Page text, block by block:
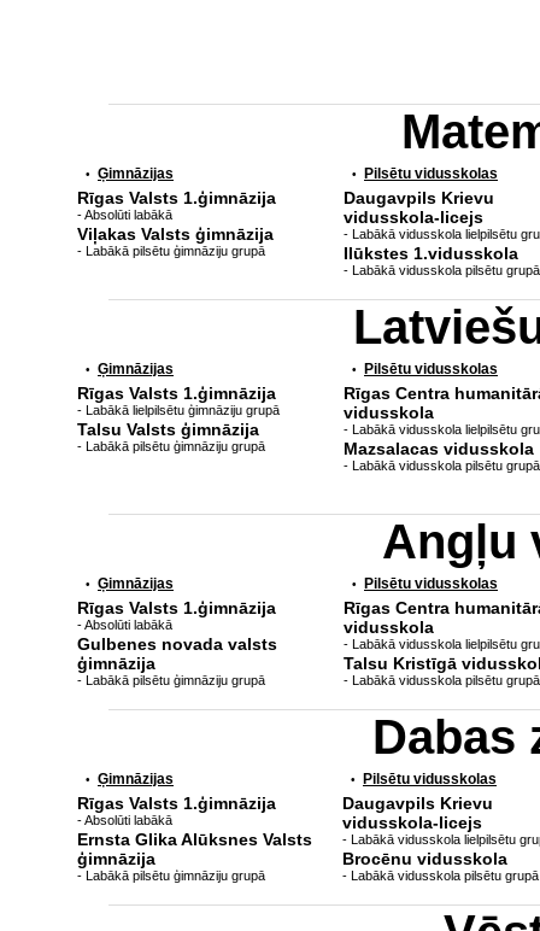
• Ģimnāzijas
Rīgas Valsts 1.ģimnāzija
- Absolūti labākā
Viļakas Valsts ģimnāzija
- Labākā pilsētu ģimnāziju grupā
• Pilsētu vidusskolas
Daugavpils Krievu
vidusskola-licejs
- Labākā vidusskola lielpilsētu
Ilūkstes 1.vidusskola
- Labākā vidusskola pilsētu grupā
• Ģimnāzijas
Rīgas Valsts 1.ģimnāzija
- Labākā lielpilsētu ģimnāziju grupā
Talsu Valsts ģimnāzija
- Labākā pilsētu ģimnāziju grupā
• Pilsētu vidusskolas
Rīgas Centra
vidusskola
- Labākā vidusskola lielpilsētu
Mazsalacas vidusskola
- Labākā vidusskola pilsētu grupā
Angļu
• Ģimnāzijas
Rīgas Valsts 1.ģimnāzija
- Absolūti labākā
Gulbenes novada valsts
ģimnāzija
- Labākā pilsētu ģimnāziju grupā
• Pilsētu vidusskolas
Rīgas Centra
vidusskola
- Labākā vidusskola lielpilsētu
Talsu Kristīgā
- Labākā vidusskola pilsētu grupā
Dabas
• Ģimnāzijas
Rīgas Valsts 1.ģimnāzija
- Absolūti labākā
Ernsta Glika Alūksnes Valsts
ģimnāzija
- Labākā pilsētu ģimnāziju grupā
• Pilsētu vidusskolas
Daugavpils Krievu
vidusskola-licejs
- Labākā vidusskola lielpilsētu
Brocēnu vidusskola
- Labākā vidusskola pilsētu grupā